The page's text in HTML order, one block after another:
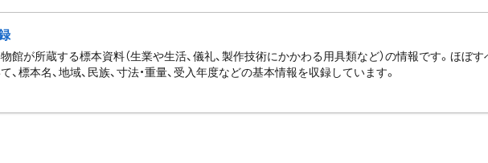
館が所蔵する標本資料（生業や生活、儀礼、製作技術にかかわる用具類など）の情報です。ほぼす
、標本名、地域、民族、寸法・重量、受入年度などの基本情報を収録しています。